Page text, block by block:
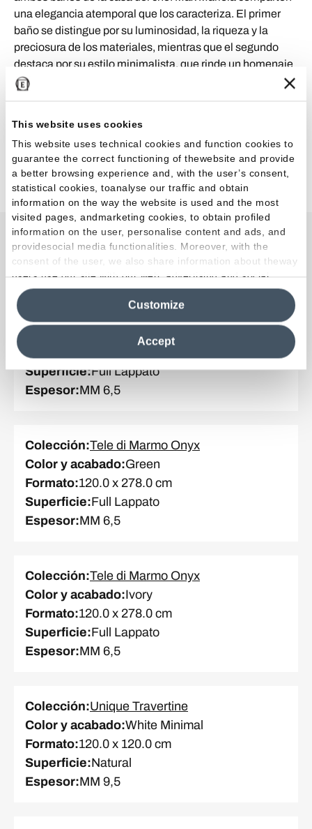
This website uses cookies
This website uses technical cookies and function cookies to
guarantee the correct functioning of thewebsite and provide
a better browsing experience and, with the user’s consent,
statistical cookies, toanalyse our traffic and obtain
information on the way the website is used and the most
visited pages, andmarketing cookies, to obtain profiled
information on the user, personalise content and ads, and
providesocial media functionalities. Moreover, with the
consent of the user, we also share information about theway
users use our site with our web, advertising and social
media analytics partners, who may combine itwith other
information in their possession. By closing this banner,
clicking on "Reject", it will be possible tocontinue browsing
the site after installing only technical cookies. For more
information see the
Cookie Policy
Accept
Customize
una elegancia atemporal que los caracteriza. El primer
baño se distingue por su luminosidad, la riqueza y la
preciosura de los materiales, mientras que el segundo
destaca por su estilo minimalista, que rinde un homenaje
discreto pero poderoso a la belleza del travertino. Dos
simple cuarto de baño en una experiencia de lujo y
diseño.
Colecciones en el Proyecto
Green
Formato
Superficie:Full Lappato
Espesor:MM 6,5
Colección:Tele di Marmo Onyx
Color y acabado:Green
Formato:120.0 x 278.0 cm
Superficie:Full Lappato
Espesor:MM 6,5
Colección:Tele di Marmo Onyx
Color y acabado:Ivory
Formato:120.0 x 278.0 cm
Superficie:Full Lappato
Espesor:MM 6,5
Colección:Unique Travertine
Color y acabado:White Minimal
Formato:120.0 x 120.0 cm
Superficie:Natural
Espesor:MM 9,5